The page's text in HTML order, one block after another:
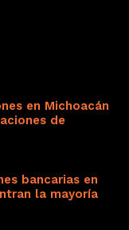
en Michoacán
de
bancarias en
la mayoría